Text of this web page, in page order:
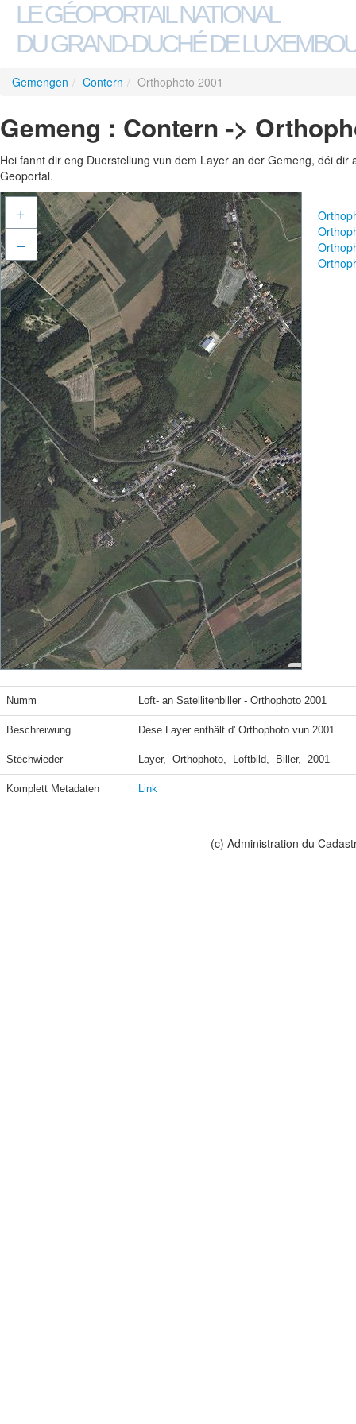
LE GÉOPORTAIL NATIONAL
DU GRAND-DUCHÉ DE
Gemengen / Contern / Orthophoto 2001
Gemeng : Contern ->
Hei fannt dir eng Duerstellung vun dem Layer an der Gemeng, déi
Geoportal.
+
–
Numm Loft- an Satellitenbiller - Orthophoto 2001
Beschreiwung Dese Layer enthält d' Orthophoto vun 2001.
Stëchwieder Layer,  Orthophoto,  Loftbild,  Biller,  2001
Komplett Metadaten Link
(c) Administration du